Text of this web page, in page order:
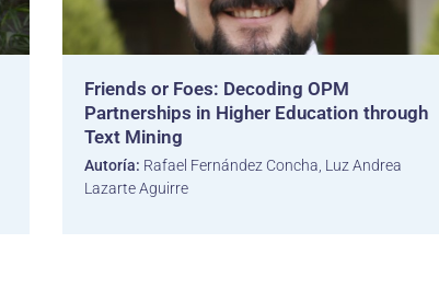
Friends or Foes: Decoding OPM
Partnerships in Higher Education through
Text Mining
Autoría: Rafael Fernández Concha, Luz Andrea
Lazarte Aguirre